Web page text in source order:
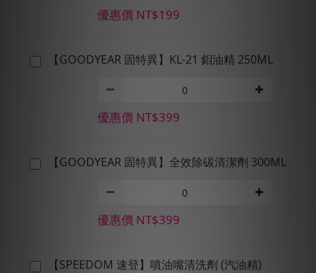
優惠價 NT$199
【GOODYEAR 固特異】KL-21 鉬油精 250ML
優惠價 NT$399
【GOODYEAR 固特異】全效除碳清潔劑 300ML
優惠價 NT$399
【SPEEDOM 速登】噴油嘴清洗劑 (汽油精)